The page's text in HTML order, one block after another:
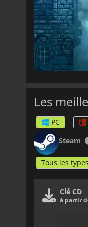
Les
PC
Steam
Tous les types
Clé CD
à partir